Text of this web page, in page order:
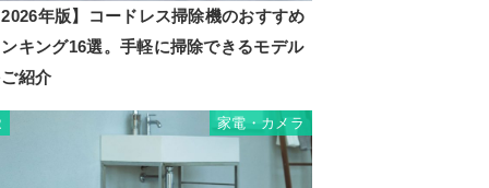
年版】コードレス掃除機のおすすめ
キング16選。手軽に掃除できるモデル
紹介
家電・カメラ